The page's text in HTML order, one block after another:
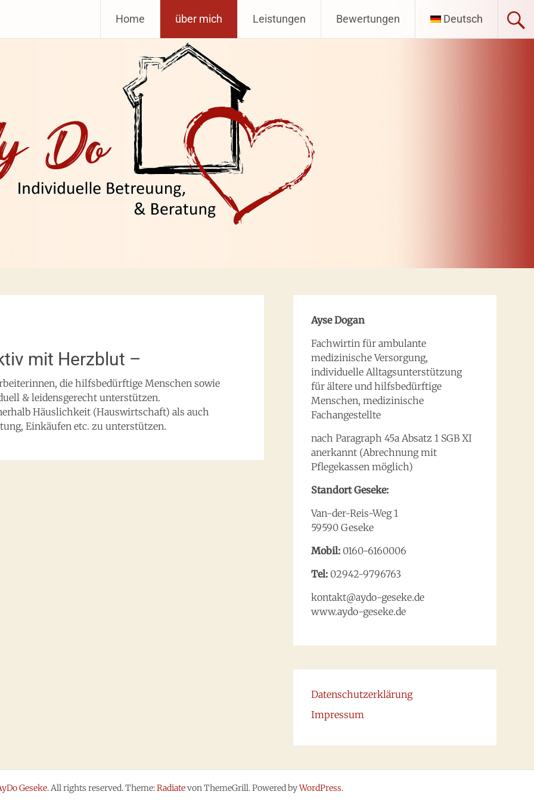
Home über mich Leistungen Bewertungen Deutsch
mit Herzblut –
die hilfsbedürftige Menschen sowie
& leidensgerecht unterstützen.
Häuslichkeit (Hauswirtschaft) als auch
Einkäufen etc. zu unterstützen.
Ayse Dogan
Fachwirtin für ambulante
medizinische Versorgung,
individuelle Alltagsunterstützung
für ältere und hilfsbedürftige
Menschen, medizinische
Fachangestellte
nach Paragraph 45a Absatz 1 SGB XI
anerkannt (Abrechnung mit
Pflegekassen möglich)
Standort Geseke:
Van-der-Reis-Weg 1
59590 Geseke
Mobil:0160-6160006
Tel: 02942-9796763
kontakt@aydo-geseke.de
www.aydo-geseke.de
Datenschutzerklärung
Impressum
Geseke. All rights reserved. Theme:Radiatevon ThemeGrill. Powered byWordPress.